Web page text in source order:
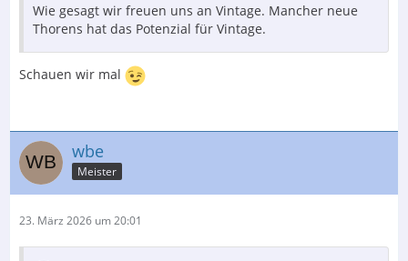
Wie gesagt wir freuen uns an Vintage. Mancher neue
Thorens hat das Potenzial für Vintage.
Schauen wir mal
wbe
Meister
23. März 2026 um 20:01